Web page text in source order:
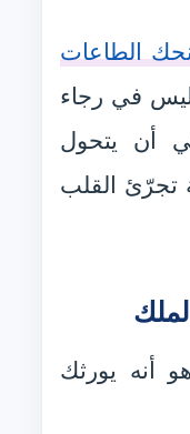
الطاعات
في رجاء
أن يتحول
تجرّئ القلب
أنه يورثك